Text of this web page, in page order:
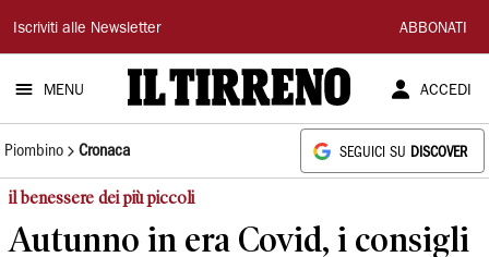
Il
Tirreno
Iscriviti alle Newsletter ABBONATI
MENU ACCEDI
Piombino Cronaca SEGUICI SU DISCOVER
il benessere dei più piccoli
Autunno in era Covid, i consigli